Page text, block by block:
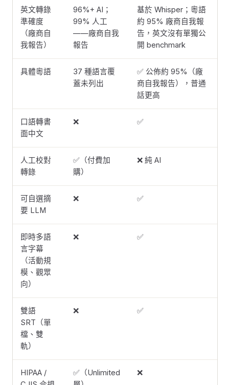
英文轉錄
準確度
（廠商自
我報告）
96%+ AI；
99% 人工
——廠商自我
報告
基於 Whisper；粵語
約 95% 廠商自我報
告，英文沒有單獨公
開 benchmark
具體粵語
37 種語言覆
蓋未列出
✅ 公佈約 95%（廠
商自我報告），普通
話更高
口語轉書
面中文
❌ ✅
人工校對
轉錄
✅（付費加
購）
❌ 純 AI
可自選摘
要 LLM
❌ ✅
即時多語
言字幕
（活動規
模、觀眾
向）
❌ ✅
雙語
SRT（單
檔、雙
軌）
❌ ✅
HIPAA /
✅（Unlimited
❌